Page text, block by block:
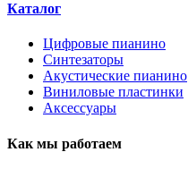
Каталог
Цифровые пианино
Синтезаторы
Акустические пианино
Виниловые пластинки
Аксессуары
Как мы работаем